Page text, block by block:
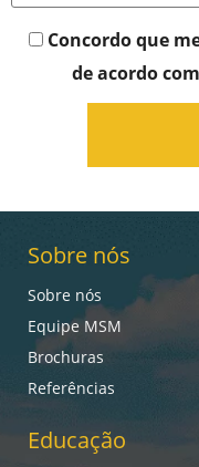
Concordo que
de acordo
Sobre nós
Sobre nós
Equipe MSM
Brochuras
Referências
Educação